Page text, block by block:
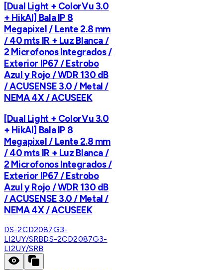
[Dual Light + ColorVu 3.0
+ HikAI] Bala IP 8
Megapixel / Lente 2.8 mm
/ 40 mts IR + Luz Blanca /
2 Microfonos Integrados /
Exterior IP67 / Estrobo
Azul y Rojo / WDR 130 dB
/ ACUSENSE 3.0 / Metal /
NEMA 4X / ACUSEEK
[Dual Light + ColorVu 3.0
+ HikAI] Bala IP 8
Megapixel / Lente 2.8 mm
/ 40 mts IR + Luz Blanca /
2 Microfonos Integrados /
Exterior IP67 / Estrobo
Azul y Rojo / WDR 130 dB
/ ACUSENSE 3.0 / Metal /
NEMA 4X / ACUSEEK
DS-2CD2087G3-
LI2UY/SRBDS-2CD2087G3-
LI2UY/SRB